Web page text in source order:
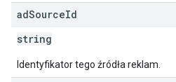
adSourceId
string
Identyfikator tego źródła reklam.